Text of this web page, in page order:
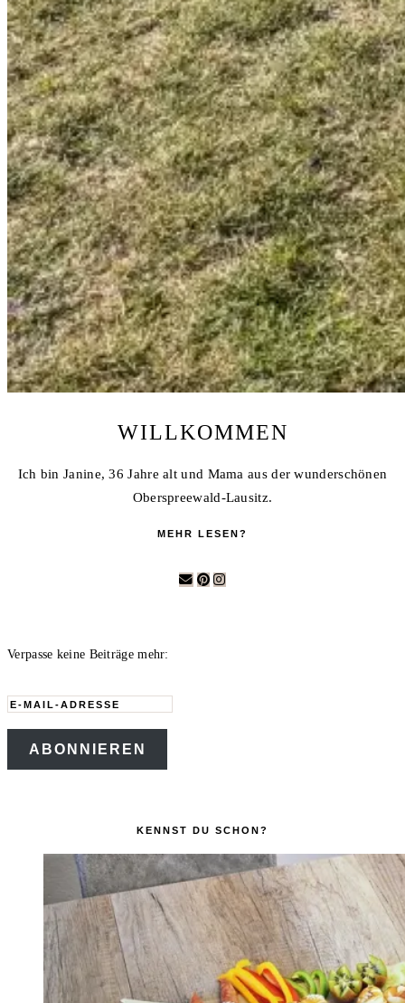
WILLKOMMEN
Ich bin Janine, 36 Jahre alt und Mama aus der wunderschönen
Oberspreewald-Lausitz.
MEHR LESEN?
Verpasse keine Beiträge mehr:
E-
Mail-
Adresse
ABONNIEREN
KENNST DU SCHON?